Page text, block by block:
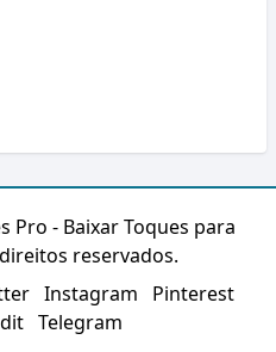
Pro - Baixar Toques para
reservados.
Instagram
Pinterest
Telegram